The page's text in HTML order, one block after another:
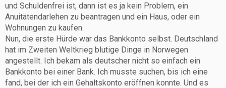
und Schuldenfrei ist, dann ist es ja kein Problem, ein
Anuitätendarlehen zu beantragen und ein Haus, oder ein
Wohnungen zu kaufen.
Nun, die erste Hürde war das Bankkonto selbst. Deutschland
hat im Zweiten Weltkrieg blutige Dinge in Norwegen
angestellt. Ich bekam als deutscher nicht so einfach ein
Bankkonto bei einer Bank. Ich musste suchen, bis ich eine
fand, bei der ich ein Gehaltskonto eröffnen konnte. Und es